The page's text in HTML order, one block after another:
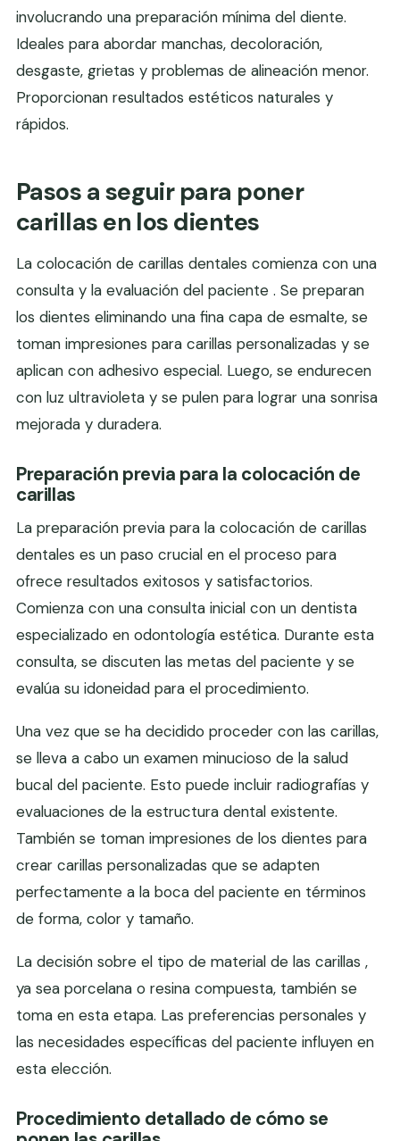
involucrando una preparación mínima del diente.
Ideales para abordar manchas, decoloración,
desgaste, grietas y problemas de alineación menor.
Proporcionan resultados estéticos naturales y
rápidos.
Pasos a seguir para poner
carillas en los dientes
La colocación de carillas dentales comienza con una
consulta y la evaluación del paciente . Se preparan
los dientes eliminando una fina capa de esmalte, se
toman impresiones para carillas personalizadas y se
aplican con adhesivo especial. Luego, se endurecen
con luz ultravioleta y se pulen para lograr una sonrisa
mejorada y duradera.
Preparación previa para la colocación de
carillas
La preparación previa para la colocación de carillas
dentales es un paso crucial en el proceso para
ofrece resultados exitosos y satisfactorios.
Comienza con una consulta inicial con un dentista
especializado en odontología estética. Durante esta
consulta, se discuten las metas del paciente y se
evalúa su idoneidad para el procedimiento.
Una vez que se ha decidido proceder con las carillas,
se lleva a cabo un examen minucioso de la salud
bucal del paciente. Esto puede incluir radiografías y
evaluaciones de la estructura dental existente.
También se toman impresiones de los dientes para
crear carillas personalizadas que se adapten
perfectamente a la boca del paciente en términos
de forma, color y tamaño.
La decisión sobre el tipo de material de las carillas ,
ya sea porcelana o resina compuesta, también se
toma en esta etapa. Las preferencias personales y
las necesidades específicas del paciente influyen en
esta elección.
Procedimiento detallado de cómo se